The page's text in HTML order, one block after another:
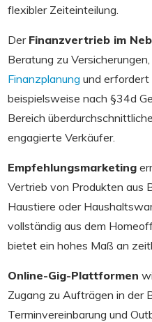
flexibler Zeiteinteilung.
Der Finanzvertrieb im
Beratung zu
Finanzplanung und erfordert
beispielsweise nach §34d
Bereich
engagierte Verkäufer.
Empfehlungsmarketing
Vertrieb von Produkten aus
Haustiere oder
vollständig aus dem
bietet ein hohes Maß an
Online-Gig-Plattformen
Zugang zu Aufträgen in der
Terminvereinbarung und